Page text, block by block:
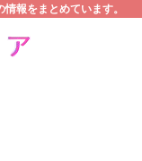
報をまとめています。